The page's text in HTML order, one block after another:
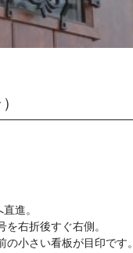
進。
右折後すぐ右側。
小さい看板が目印です。